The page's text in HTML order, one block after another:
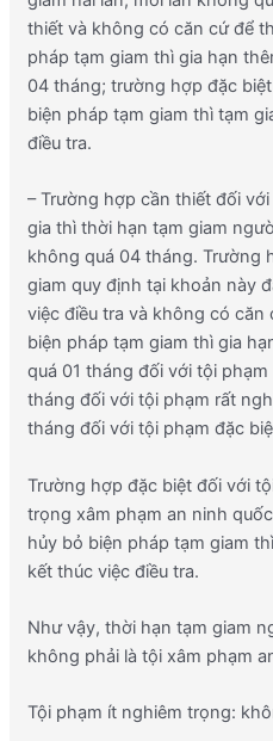
thiết và không có căn cứ để
pháp tạm giam thì gia hạn
04 tháng; trường hợp đặc
biện pháp tạm giam thì tạm
điều tra.
– Trường hợp cần thiết đối
gia thì thời hạn tạm giam
không quá 04 tháng. Trường
giam quy định tại khoản này
việc điều tra và không có
biện pháp tạm giam thì gia
quá 01 tháng đối với tội
tháng đối với tội phạm rất
tháng đối với tội phạm đặc
Trường hợp đặc biệt đối với
trọng xâm phạm an ninh
hủy bỏ biện pháp tạm giam
kết thúc việc điều tra.
Như vậy, thời hạn tạm giam
không phải là tội xâm phạm
Tội phạm ít nghiêm trọng: